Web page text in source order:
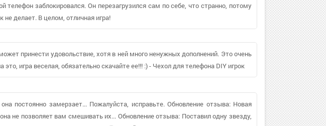
телефон заблокировался. Он перезагрузился сам по себе, что странно, потому
не делает. В целом, отличная игра!
принести удовольствие, хотя в ней много ненужных дополнений. Это очень
игра веселая, обязательно скачайте ее!!! :) - Чехол для телефона DIY игрок
постоянно замерзает... Пожалуйста, исправьте. Обновление отзыва: Новая
не позволяет вам смешивать их... Обновление отзыва: Поставил одну звезду,